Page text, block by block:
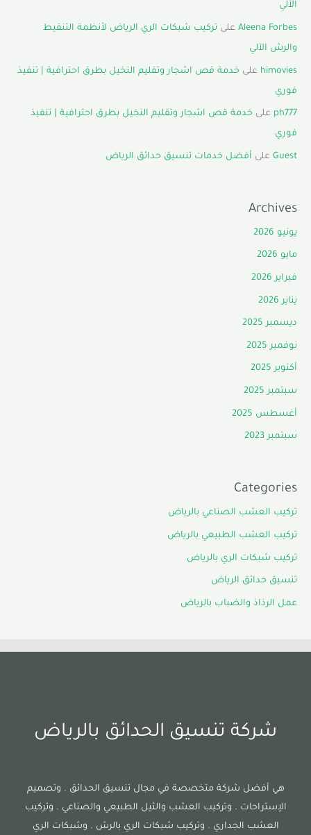
الآلي
Aleena Forbes على تركيب شبكات الري الرياض لأنظمة التنقيط
والرش الآلي
himovies على خدمة قص اشجار وتقليم النخيل بطرق احترافية | تنفيذ
فوري
ph777 على خدمة قص اشجار وتقليم النخيل بطرق احترافية | تنفيذ
فوري
Guest على أفضل خدمات تنسيق حدائق الرياض
Archives
يونيو 2026
مايو 2026
فبراير 2026
يناير 2026
ديسمبر 2025
نوفمبر 2025
أكتوبر 2025
سبتمبر 2025
أغسطس 2025
سبتمبر 2023
Categories
تركيب العشب الصناعي بالرياض
تركيب العشب الطبيعي بالرياض
تركيب شبكات الري بالرياض
تنسيق حدائق الرياض
عمل الرذاذ والضباب بالرياض
شركة تنسيق الحدائق بالرياض
هي أفضل شركة متخصصة في مجال تنسيق الحدائق . وتصميم
الإستراحات . وتركيب العشب والثيل الطبيعي والصناعي . وتركيب
العشب الجداري . وتركيب شبكات الري بالرش . وشبكات الري